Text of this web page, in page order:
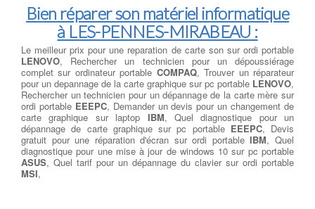
Bien réparer son matériel informatique
à LES-PENNES-MIRABEAU :
Le meilleur prix pour une reparation de carte son sur ordi portable
LENOVO, Rechercher un technicien pour un dépoussiérage
complet sur ordinateur portable COMPAQ, Trouver un réparateur
pour un depannage de la carte graphique sur pc portable LENOVO,
Rechercher un technicien pour un dépannage de la carte mère sur
ordi portable EEEPC, Demander un devis pour un changement de
carte graphique sur laptop IBM, Quel diagnostique pour un
dépannage de carte graphique sur pc portable EEEPC, Devis
gratuit pour une réparation d'écran sur ordi portableIBM, Quel
diagnostique pour une mise à jour de windows 10 sur pc portable
ASUS, Quel tarif pour un dépannage du clavier sur ordi portable
MSI,